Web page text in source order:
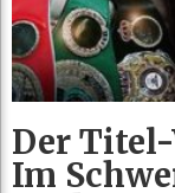
Der
Im